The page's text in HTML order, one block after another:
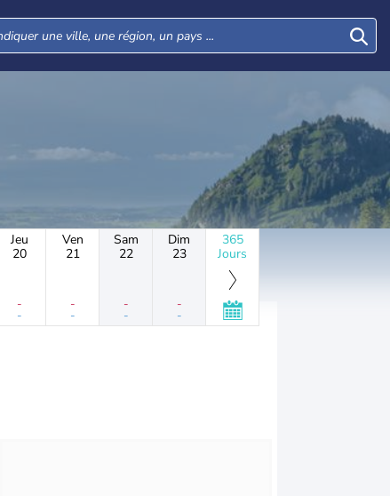
Jeu
20
-
-
Ven
21
-
-
Sam
22
-
-
Dim
23
-
-
365
Jours